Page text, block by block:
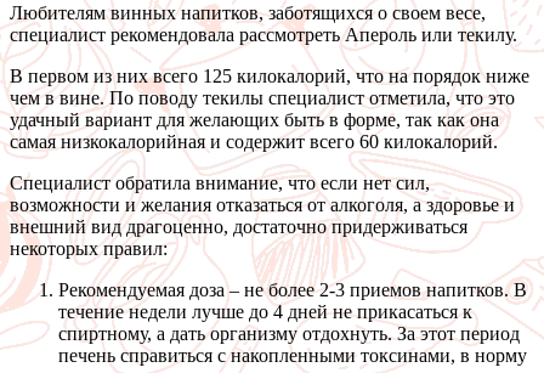
Любителям винных напитков, заботящихся о своем весе,
специалист рекомендовала рассмотреть Апероль или текилу.
В первом из них всего 125 килокалорий, что на порядок ниже
чем в вине. По поводу текилы специалист отметила, что это
удачный вариант для желающих быть в форме, так как она
самая низкокалорийная и содержит всего 60 килокалорий.
Специалист обратила внимание, что если нет сил,
возможности и желания отказаться от алкоголя, а здоровье и
внешний вид драгоценно, достаточно придерживаться
некоторых правил:
Рекомендуемая доза – не более 2-3 приемов напитков. В
течение недели лучше до 4 дней не прикасаться к
спиртному, а дать организму отдохнуть. За этот период
печень справиться с накопленными токсинами, в норму